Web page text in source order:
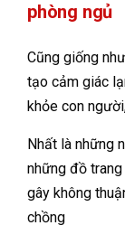
phòng ngủ
Cũng giống
tạo cảm giác
khỏe con
Nhất là những
những đồ
gây không
chồng